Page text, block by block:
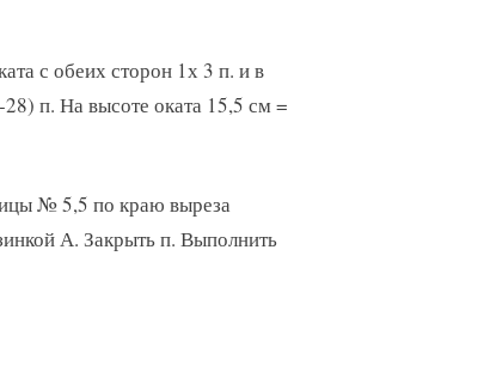
с обеих сторон 1х 3 п. и в
п. На высоте оката 15,5 см =
№ 5,5 по краю выреза
А. Закрыть п. Выполнить